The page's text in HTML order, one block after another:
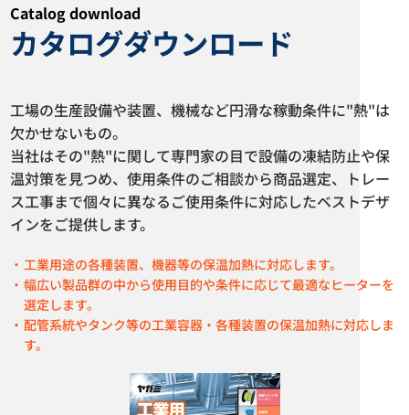
カタログダウンロード
カタログダウンロード
ヒーティングケーブル KMV型
プラグヒーター YPL型
Catalog download
カタログダウンロード
工場の生産設備や装置、機械など円滑な稼動条件に"熱"は
欠かせないもの。
当社はその"熱"に関して専門家の目で設備の凍結防止や保
温対策を見つめ、使用条件のご相談から商品選定、トレー
ス工事まで個々に異なるご使用条件に対応したベストデザ
インをご提供します。
工業用途の各種装置、機器等の保温加熱に対応します。
幅広い製品群の中から使用目的や条件に応じて最適なヒーターを
選定します。
配管系統やタンク等の工業容器・各種装置の保温加熱に対応しま
す。